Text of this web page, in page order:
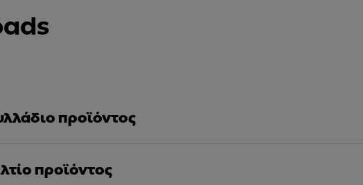
προϊόντος
προϊόντος